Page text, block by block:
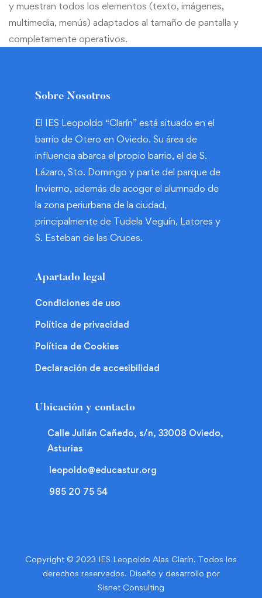
y muestran todos los elementos (texto, imágenes,
multimedia, menús) adaptados al tamaño de pantalla y
completamente operativos.
Sobre Nosotros
El IES Leopoldo “Clarín” está situado en el
barrio de Otero en Oviedo. Su área de
influencia abarca el propio barrio, el de S.
Lázaro, Sto. Domingo y parte del parque de
Invierno, además de acoger el alumnado de
la zona periurbana de la ciudad,
principalmente de Tudela Veguín, Latores y
S. Esteban de las Cruces.
Apartado legal
Condiciones de uso
Política de privacidad
Política de Cookies
Declaración de accesibilidad
Ubicación y contacto
Calle Julián Cañedo, s/n, 33008 Oviedo,
Asturias
leopoldo@educastur.org
985 20 75 54
Copyright © 2023 IES Leopoldo Alas Clarín. Todos los
derechos reservados. Diseño y desarrollo por
Sisnet Consulting